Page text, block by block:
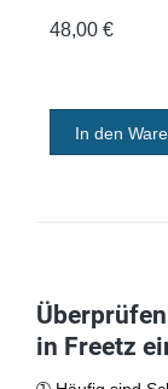
48,00 €
In den
in Freetz